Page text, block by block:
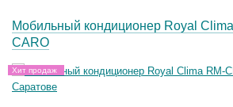
Мобильный кондиционер Royal
CARO
Хит продаж